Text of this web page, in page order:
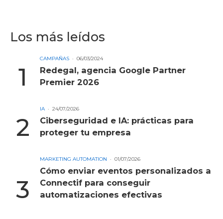
Los más leídos
CAMPAÑAS 06/03/2024
Redegal, agencia Google Partner
Premier 2026
IA 24/07/2026
Ciberseguridad e IA: prácticas para
proteger tu empresa
MARKETING AUTOMATION 01/07/2026
Cómo enviar eventos personalizados a
Connectif para conseguir
automatizaciones efectivas